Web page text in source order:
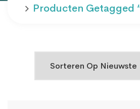
Producten Getagged